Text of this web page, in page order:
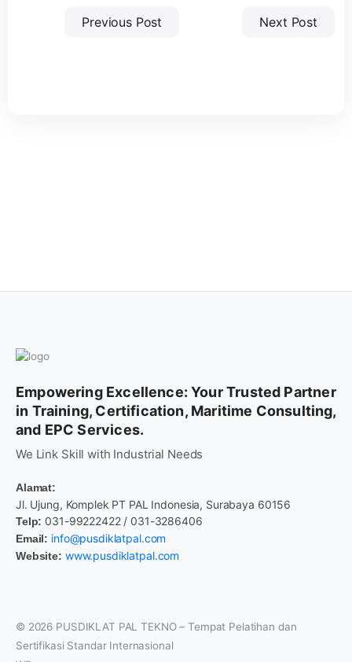
Previous Post Next Post
Empowering Excellence: Your Trusted Partner
in Training, Certification, Maritime Consulting,
and EPC Services.
We Link Skill with Industrial Needs
Alamat:
Jl. Ujung, Komplek PT PAL Indonesia, Surabaya 60156
Telp: 031-99222422 / 031-3286406
Email: info@pusdiklatpal.com
Website: www.pusdiklatpal.com
© 2026 PUSDIKLAT PAL TEKNO – Tempat Pelatihan dan
Sertifikasi Standar Internasional